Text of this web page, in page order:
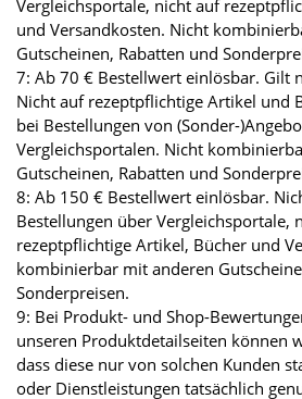
Vergleichsportale, nicht auf
und Versandkosten. Nicht
Gutscheinen, Rabatten und
7: Ab 70 € Bestellwert einlösbar. Gilt
Nicht auf rezeptpflichtige Artikel und
bei Bestellungen von (Sonder-
Vergleichsportalen. Nicht
Gutscheinen, Rabatten und
8: Ab 150 € Bestellwert einlösbar.
Bestellungen über Vergleichsportale,
rezeptpflichtige Artikel, Bücher und
kombinierbar mit anderen
Sonderpreisen.
9: Bei Produkt- und Shop-
unseren Produktdetailseiten können
dass diese nur von solchen Kunden
oder Dienstleistungen tatsächlich